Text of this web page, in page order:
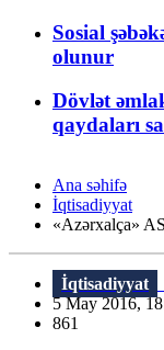
Sosial
olunur
Dövlət
qaydaları
Ana səhifə
İqtisadiyyat
«Azərxalça»
İqtisadiyyat
5 May 2016,
861